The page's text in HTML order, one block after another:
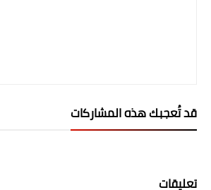
قد تُعجبك هذه المشاركات
تعليقات